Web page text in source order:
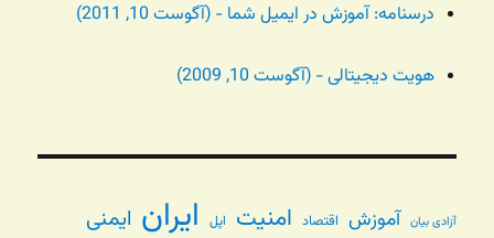
درسنامه: آموزش در ایمیل شما - (آگوست 10, 2011)
هویت دیجیتالی - (آگوست 10, 2009)
آزادی بیان آموزش اقتصاد امنیت اپل ایران ایمنی